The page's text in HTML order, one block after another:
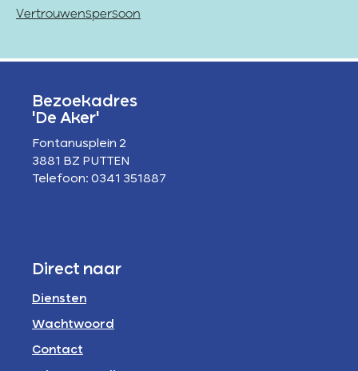
Vertrouwenspersoon
Bezoekadres
'De Aker'
Fontanusplein 2
3881 BZ PUTTEN
Telefoon: 0341 351887
Direct naar
Diensten
Wachtwoord
Contact